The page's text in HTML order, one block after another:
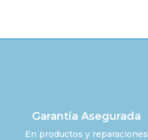
Garantía Asegurada
En productos y reparaciones